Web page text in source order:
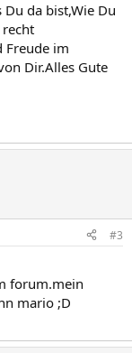
da bist,Wie Du
Freude im
Dir.Alles Gute
#3
forum.mein
mario ;D